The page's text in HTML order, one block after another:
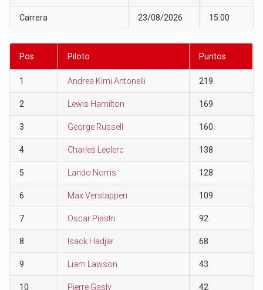
Carrera 23/08/2026 15:00
Pos. Piloto Puntos
1 Andrea Kimi Antonelli 219
2 Lewis Hamilton 169
3 George Russell 160
4 Charles Leclerc 138
5 Lando Norris 128
6 Max Verstappen 109
7 Oscar Piastri 92
8 Isack Hadjar 68
9 Liam Lawson 43
10 Pierre Gasly 42